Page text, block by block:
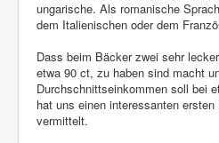
ungarische. Als romanische
dem Italienischen oder dem
Dass beim Bäcker zwei sehr
etwa 90 ct, zu haben sind macht
Durchschnittseinkommen soll bei
hat uns einen interessanten
vermittelt.